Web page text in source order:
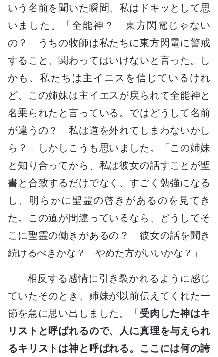
いう名前を聞いた瞬間、私はドキッとして思
いました。「全能神？ 東方閃電じゃない
の？ うちの牧師は私たちに東方閃電に警戒
すること、関わってはいけないと言った。し
かも、私たちは主イエスを信じているけれ
ど、この姉妹は主イエスが戻られて全能神と
名乗られたと言っている。ではどうして名前
が違うの？ 私は道を外れてしまわないかし
ら？」しかしこうも思いました。「この姉妹
と知り合ってから、私は彼女の話すことが聖
書と合致するだけでなく、すごく勉強になる
し、明らかに聖霊の啓きがあるのを見てき
た。この道が間違っているなら、どうしてそ
こに聖霊の働きがあるの？ 彼女の話を聞き
続けるべきかな？ やめた方がいいかな？」
相反する感情に引き裂かれるように感じ
ていたそのとき、姉妹が以前伝えてくれた一
節を急に思い出しました。「受肉した神はキ
リストと呼ばれるので、人に真理を与えられ
るキリストは神と呼ばれる。ここには何の誇